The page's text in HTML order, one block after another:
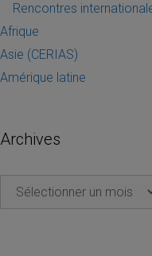
Rencontres
Afrique
Asie (CERIAS)
Amérique latine
Archives
Archives